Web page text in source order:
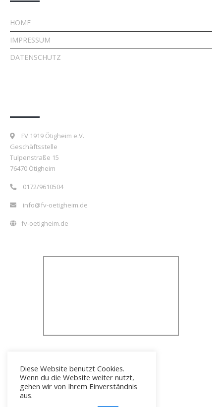
HOME
IMPRESSUM
DATENSCHUTZ
FV 1919 Ötigheim e.V.
Geschäftsstelle
Tulpenstraße 15
76470 Ötigheim
0172/9610504
info@fv-oetigheim.de
fv-oetigheim.de
Diese Website benutzt Cookies.
Wenn du die Website weiter nutzt,
gehen wir von Ihrem Einverständnis
aus.